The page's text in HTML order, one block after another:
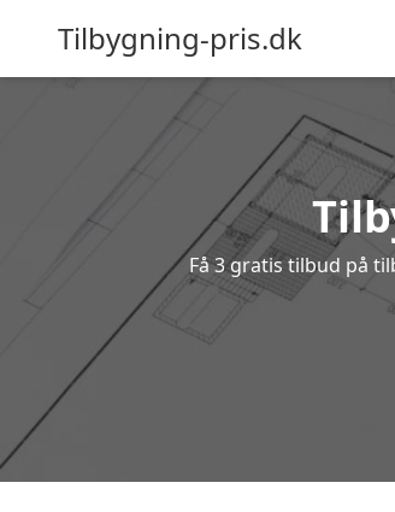
Tilbygning-pris.dk
Få 3 gratis tilbud på